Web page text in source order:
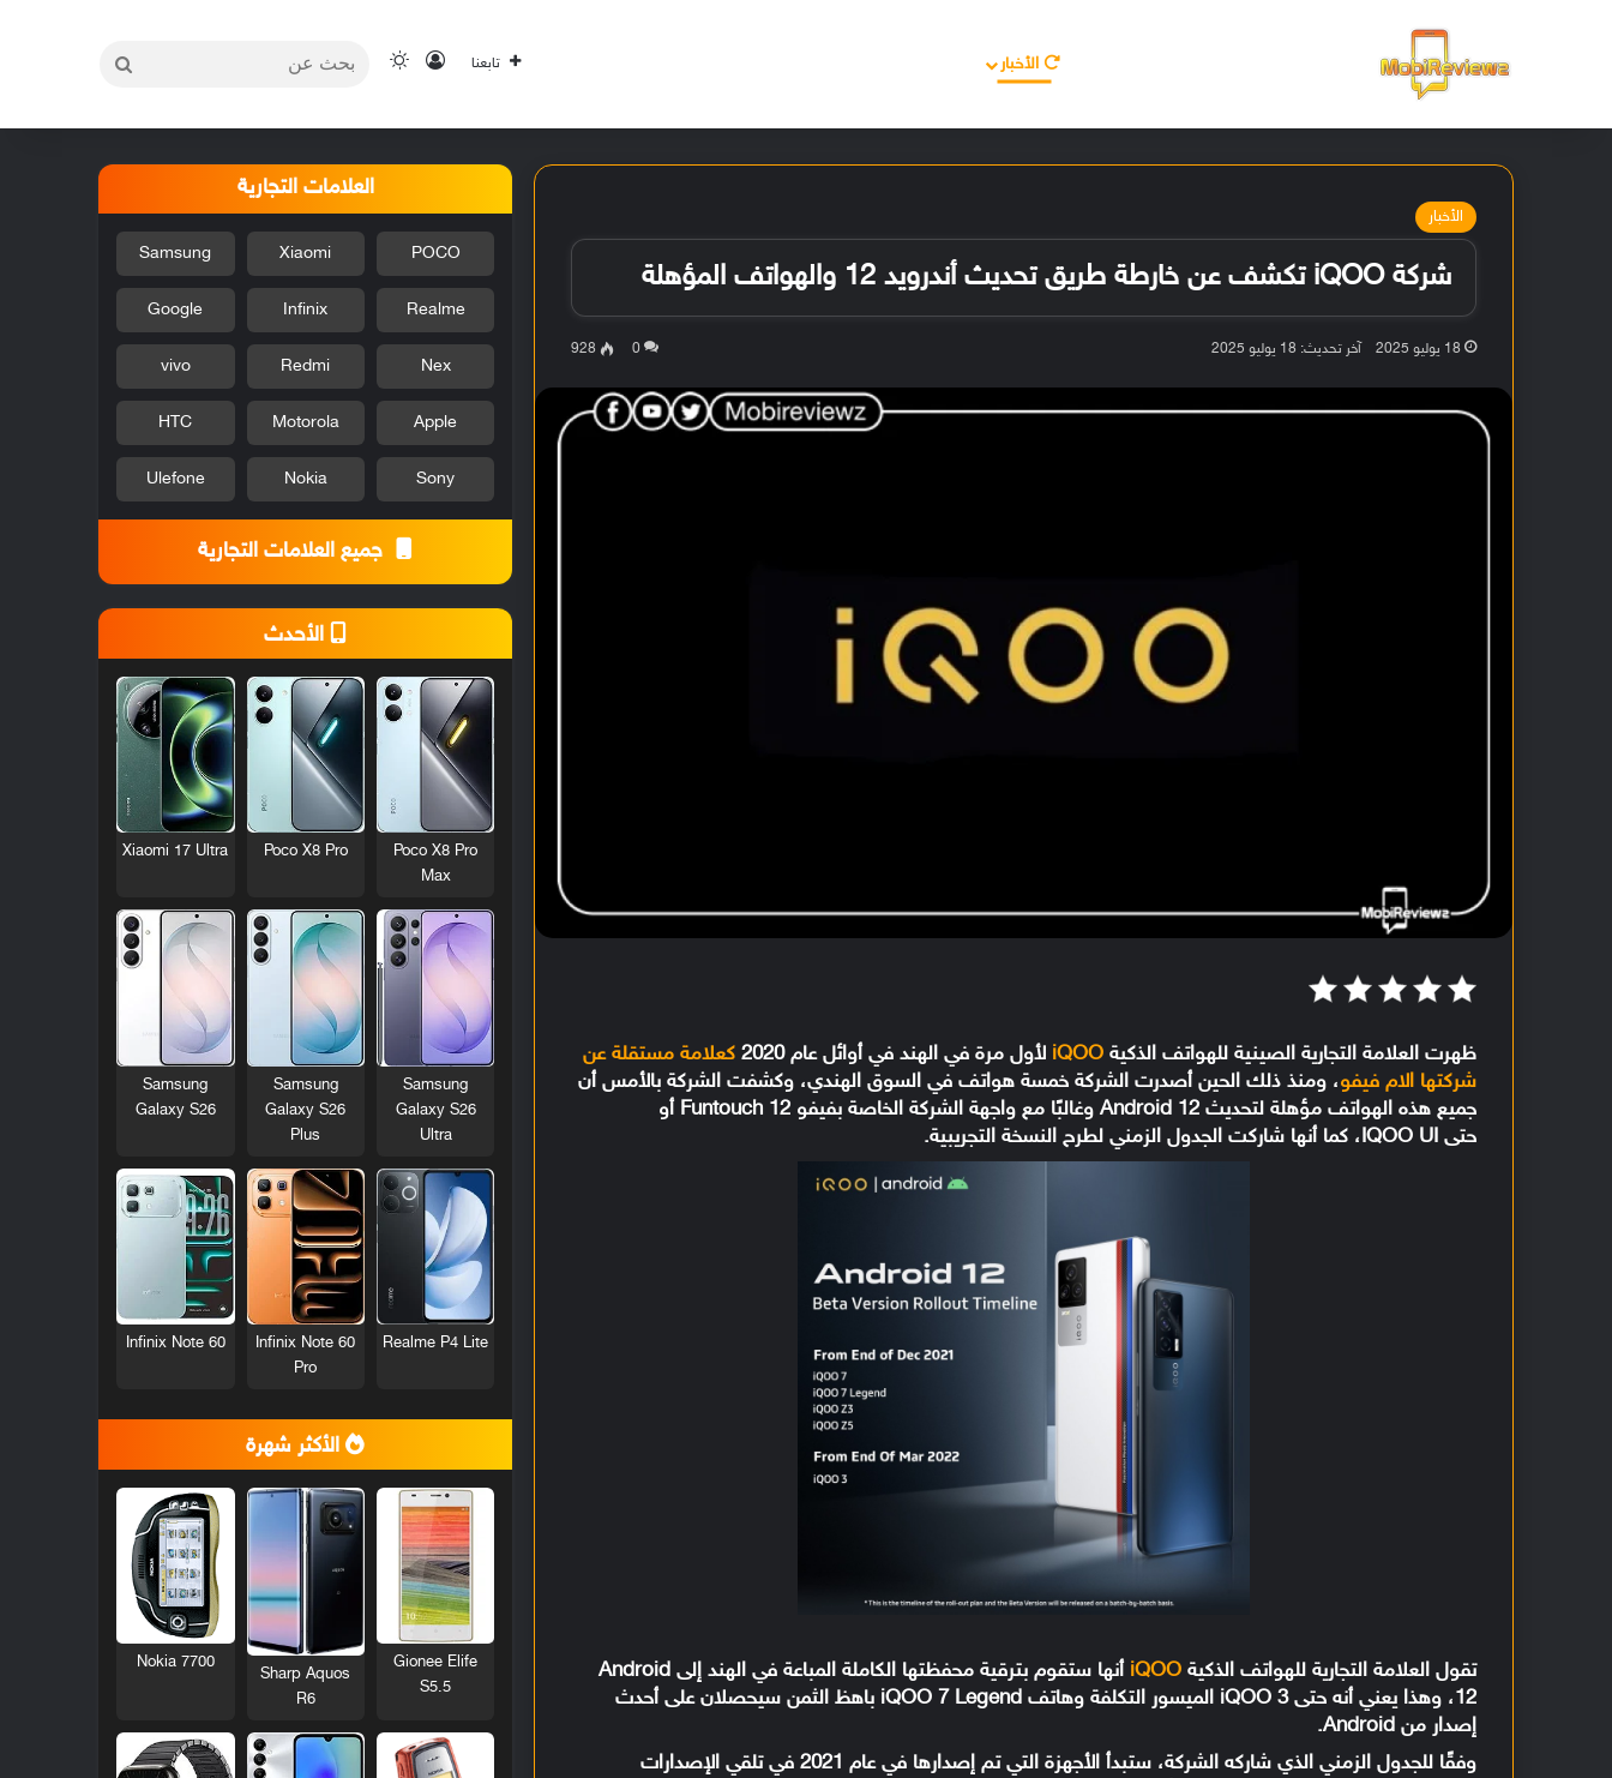
الأخبار تابعنا تسجيل الدخول
الوضع المظلم
الأخبار
شركة iQOO تكشف عن خارطة طريق تحديث أندرويد 12 والهواتف المؤهلة
18 يوليو 2025 آخر تحديث: 18 يوليو 2025 0
928
ظهرت العلامة التجارية الصينية للهواتف الذكيةiQOO لأول مرة في الهند في أوائل عام 2020
كعلامة مستقلة عن
شركتها الام فيفو، ومنذ ذلك الحين أصدرت الشركة خمسة هواتف في السوق الهندي، وكشفت الشركة بالأمس أن
جميع هذه الهواتف مؤهلة لتحديث Android 12 وغالبًا مع واجهة الشركة الخاصة بفيفو Funtouch 12 أو
حتى IQOO UI، كما أنها شاركت الجدول الزمني لطرح النسخة التجريبية.
تقول العلامة التجارية للهواتف الذكيةiQOO
أنها ستقوم بترقية محفظتها الكاملة المباعة في الهند إلى Android
12، وهذا يعني أنه حتى iQOO 3 الميسور التكلفة وهاتف iQOO 7 Legend باهظ الثمن سيحصلان على أحدث
إصدار من Android.
وفقًا للجدول الزمني الذي شاركه الشركة، ستبدأ الأجهزة التي تم إصدارها في عام 2021 في تلقي الإصدارات
العلامات التجارية
POCO
Xiaomi
Samsung
Realme
Infinix
Google
Nex
Redmi
vivo
Apple
Motorola
HTC
Sony
Nokia
Ulefone
جميع العلامات التجارية
الأحدث
Poco X8 Pro
Max
Poco X8 Pro
Xiaomi 17 Ultra
Samsung
Galaxy S26
Ultra
Samsung
Galaxy S26
Plus
Samsung
Galaxy S26
Realme P4 Lite
Infinix Note 60
Pro
Infinix Note 60
الأكثر شهرة
Gionee Elife
S5.5
Sharp Aquos
R6
Nokia 7700